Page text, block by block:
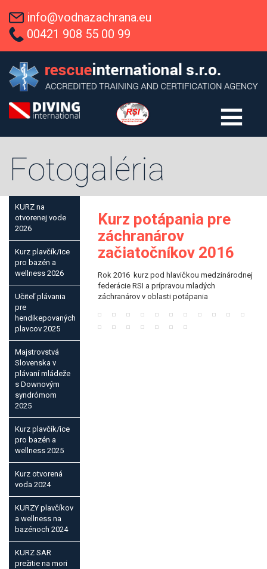
info@vodnazachrana.eu
00421 908 55 00 99
Fotogaléria
KURZ na
otvorenej vode
2026
Kurz plavčík/ice
pro bazén a
wellness 2026
Učiteľ plávania
pre
hendikepovaných
plavcov 2025
Majstrovstvá
Slovenska v
plávaní mládeže
s Downovým
syndrómom
2025
Kurz plavčík/ice
pro bazén a
wellness 2025
Kurz otvorená
voda 2024
KURZY plavčíkov
a wellness na
bazénoch 2024
KURZ SAR
prežitie na mori
Kurz potápania pre
záchranárov
začiatočníkov 2016
Rok 2016 kurz pod hlavičkou medzinárodnej
federácie RSI a prípravou mladých
záchranárov v oblasti potápania